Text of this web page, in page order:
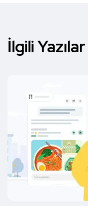
İlgili Yazılar